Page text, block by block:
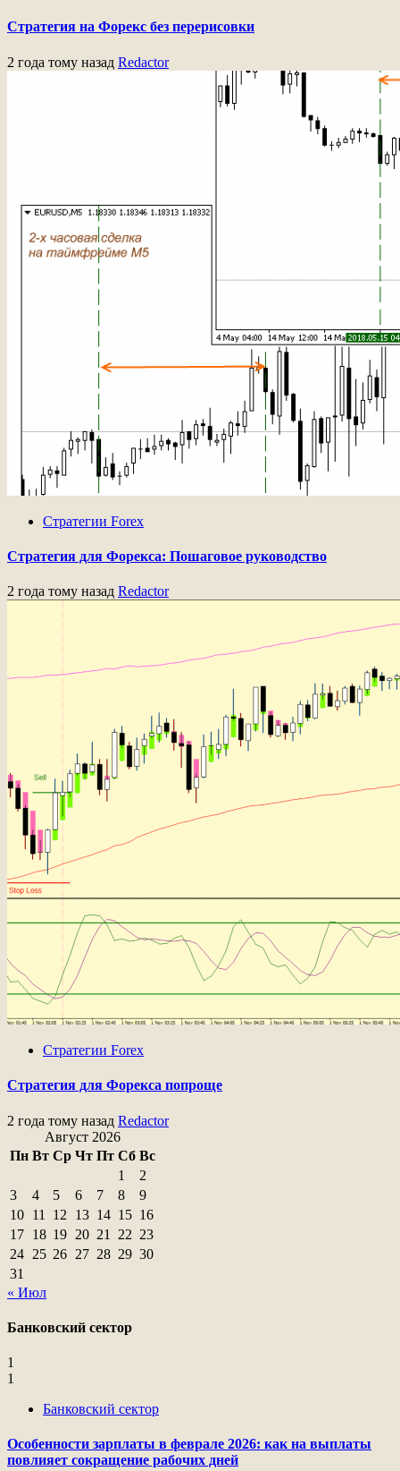
Стратегия на Форекс без перерисовки
2 года тому назад Redactor
Стратегии Forex
Стратегия для Форекса: Пошаговое руководство
2 года тому назад Redactor
Стратегии Forex
Стратегия для Форекса попроще
2 года тому назад Redactor
Август 2026
Пн Вт Ср Чт Пт Сб Вс
1
2
3
4 5 6 7 8
9
10 11 12 13 14 15 16
17 18 19 20 21 22 23
24 25 26 27 28 29 30
31
« Июл
Банковский сектор
1
1
Банковский сектор
Особенности зарплаты в феврале 2026: как на выплаты
повлияет сокращение рабочих дней